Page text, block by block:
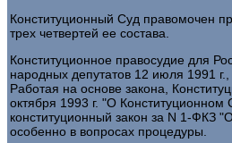
Конституционный Суд правомочен
трех четвертей ее состава.
Конституционное правосудие для
народных депутатов 12 июля 1991
Работая на основе закона,
октября 1993 г. "О
конституционный закон за N 1-ФКЗ
особенно в вопросах процедуры.